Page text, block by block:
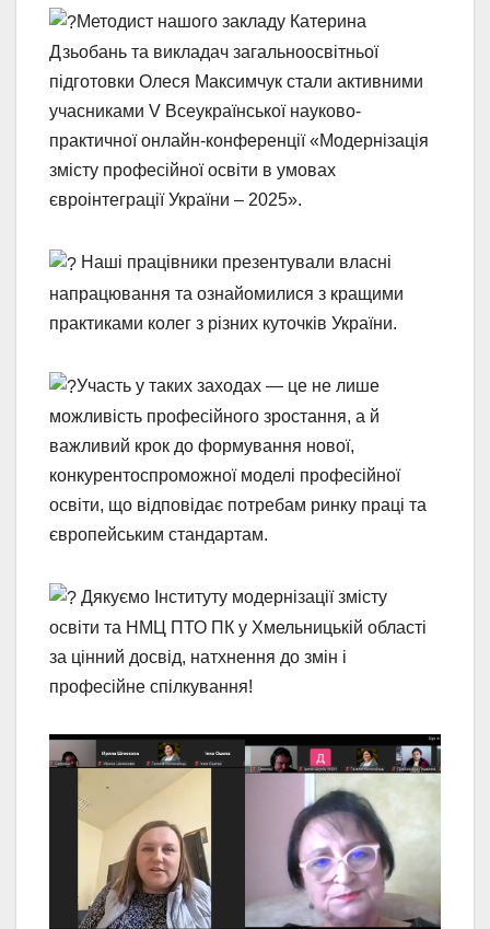
Методист нашого закладу Катерина
Дзьобань та викладач загальноосвітньої
підготовки Олеся Максимчук стали активними
учасниками V Всеукраїнської науково-
практичної онлайн-конференції «Модернізація
змісту професійної освіти в умовах
євроінтеграції України – 2025».
Наші працівники презентували власні
напрацювання та ознайомилися з кращими
практиками колег з різних куточків України.
Участь у таких заходах — це не лише
можливість професійного зростання, а й
важливий крок до формування нової,
конкурентоспроможної моделі професійної
освіти, що відповідає потребам ринку праці та
європейським стандартам.
Дякуємо Інституту модернізації змісту
освіти та НМЦ ПТО ПК у Хмельницькій області
за цінний досвід, натхнення до змін і
професійне спілкування!